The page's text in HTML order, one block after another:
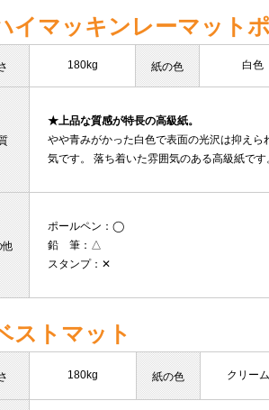
イマッキンレーマット
180kg 紙の色 白色
★上品な質感が特長の高級紙。
やや青みがかった白色で表面の光沢は抑え
気です。 落ち着いた雰囲気のある高級紙です
他
ポールペン ：◯
鉛 筆 ：△
スタンプ：✕
ストマット
180kg 紙の色 クリー